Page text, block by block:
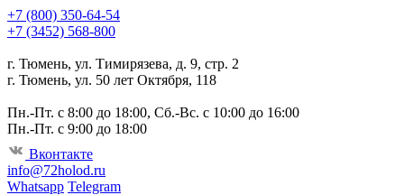
+7 (800) 350-64-54
+7 (3452) 568-800
г. Тюмень, ул. Тимирязева, д. 9, стр. 2
г. Тюмень, ул. 50 лет Октября, 118
Пн.-Пт. с 8:00 до 18:00, Сб.-Вс. с 10:00 до 16:00
Пн.-Пт. с 9:00 до 18:00
Вконтакте
info@72holod.ru
Whatsapp Telegram